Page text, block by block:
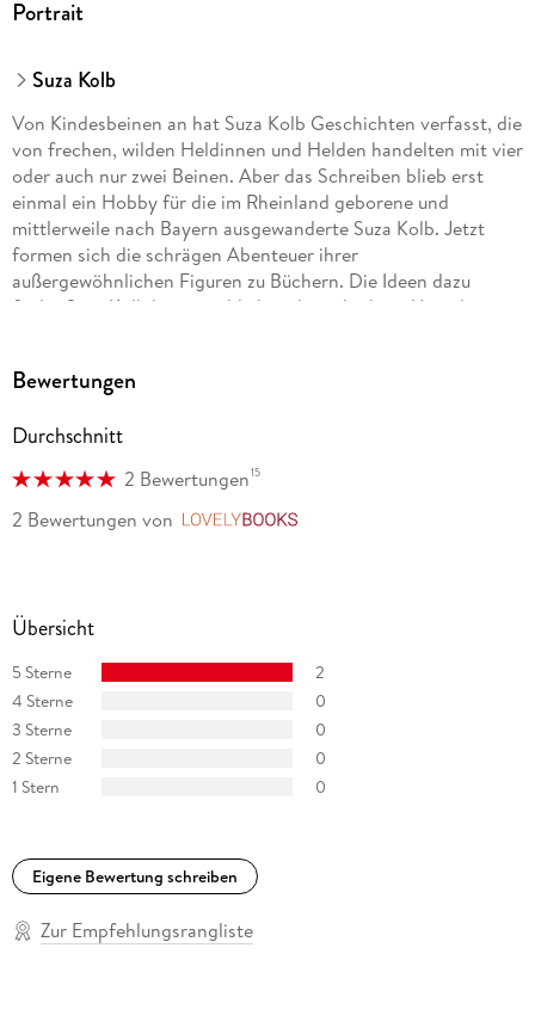
Portrait
Suza Kolb
Von Kindesbeinen an hat Suza Kolb Geschichten verfasst, die
von frechen, wilden Heldinnen und Helden handelten mit vier
oder auch nur zwei Beinen. Aber das Schreiben blieb erst
einmal ein Hobby für die im Rheinland geborene und
mittlerweile nach Bayern ausgewanderte Suza Kolb. Jetzt
formen sich die schrägen Abenteuer ihrer
außergewöhnlichen Figuren zu Büchern. Die Ideen dazu
findet Suza Kolb hauptsächlich in ihrer direkten Umgebung.
Bewertungen
Durchschnitt
2 Bewertungen15
2 Bewertungen von
Übersicht
5 Sterne
2
4 Sterne
0
3 Sterne
0
2 Sterne
0
1 Stern
0
Eigene Bewertung schreiben
Zur Empfehlungsrangliste